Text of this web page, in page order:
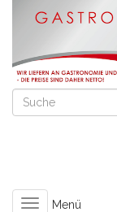
ToggleMenü